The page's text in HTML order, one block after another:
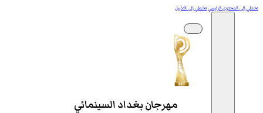
تخطي إلى المحتوى الرئيسيتخطي إلى التذييل
مهرجان بغداد السينمائي